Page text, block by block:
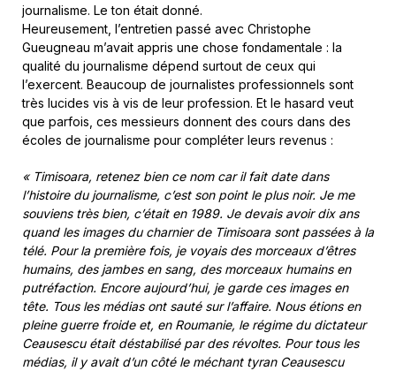
journalisme. Le ton était donné.
Heureusement, l’entretien passé avec Christophe
Gueugneau m’avait appris une chose fondamentale : la
qualité du journalisme dépend surtout de ceux qui
l’exercent. Beaucoup de journalistes professionnels sont
très lucides vis à vis de leur profession. Et le hasard veut
que parfois, ces messieurs donnent des cours dans des
écoles de journalisme pour compléter leurs revenus :
« Timisoara, retenez bien ce nom car il fait date dans
l’histoire du journalisme, c’est son point le plus noir. Je me
souviens très bien, c’était en 1989. Je devais avoir dix ans
quand les images du charnier de Timisoara sont passées à la
télé. Pour la première fois, je voyais des morceaux d’êtres
humains, des jambes en sang, des morceaux humains en
putréfaction. Encore aujourd’hui, je garde ces images en
tête. Tous les médias ont sauté sur l’affaire. Nous étions en
pleine guerre froide et, en Roumanie, le régime du dictateur
Ceausescu était déstabilisé par des révoltes. Pour tous les
médias, il y avait d’un côté le méchant tyran Ceausescu